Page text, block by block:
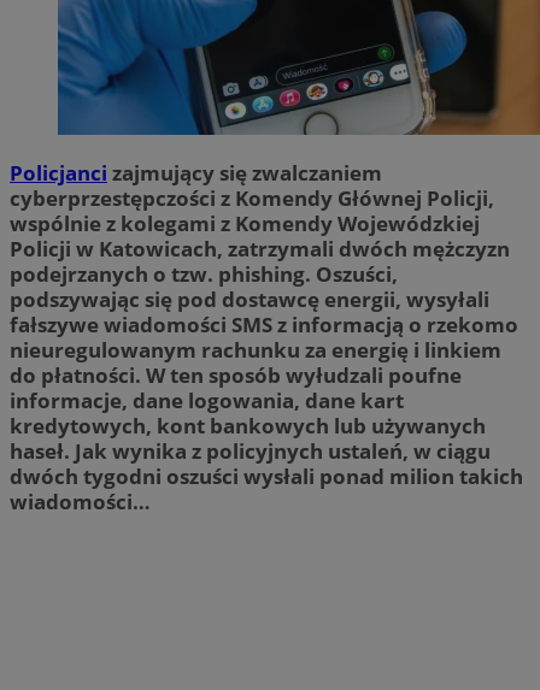
Policjanci zajmujący się zwalczaniem
cyberprzestępczości z Komendy Głównej Policji,
wspólnie z kolegami z Komendy Wojewódzkiej
Policji w Katowicach, zatrzymali dwóch mężczyzn
podejrzanych o tzw. phishing. Oszuści,
podszywając się pod dostawcę energii, wysyłali
fałszywe wiadomości SMS z informacją o rzekomo
nieuregulowanym rachunku za energię i linkiem
do płatności. W ten sposób wyłudzali poufne
informacje, dane logowania, dane kart
kredytowych, kont bankowych lub używanych
haseł. Jak wynika z policyjnych ustaleń, w ciągu
dwóch tygodni oszuści wysłali ponad milion takich
wiadomości…